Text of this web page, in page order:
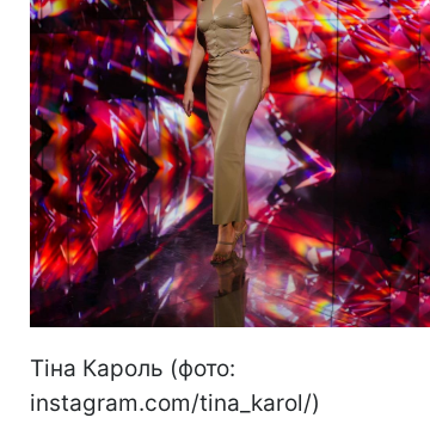
Тіна Кароль (фото:
instagram.com/tina_karol/)